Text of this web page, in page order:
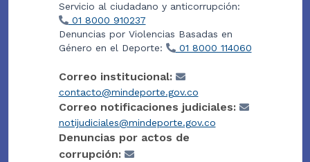
Servicio al ciudadano y anticorrupción:
01 8000 910237
Denuncias por Violencias Basadas en
Género en el Deporte:
01 8000 114060
Correo institucional:
contacto@mindeporte.gov.co
Correo notificaciones judiciales:
notijudiciales@mindeporte.gov.co
Denuncias por actos de
corrupción: